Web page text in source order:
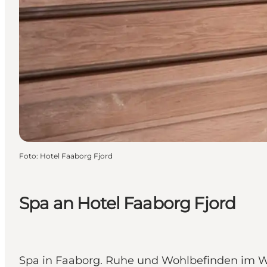
Spa an Hotel Faaborg Fjord
Spa in Faaborg. Ruhe und Wohlbefinden im
Foto: Hotel Faaborg Fjord